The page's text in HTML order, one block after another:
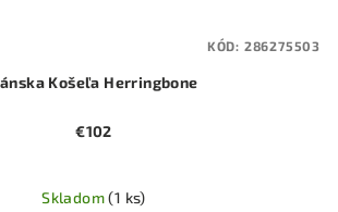
Košeľa Herringbone
€102
Skladom(1 ks)
KÓD: 286275503